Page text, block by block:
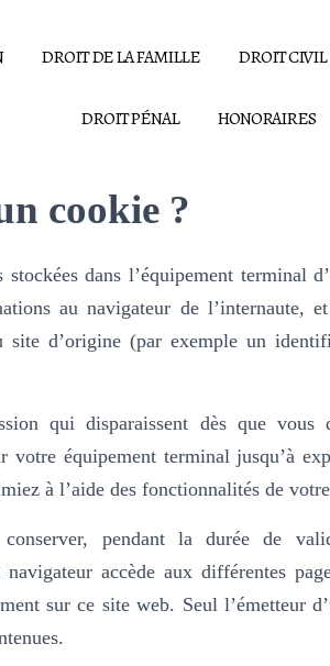
DROIT DE LA FAMILLE DROIT
DROIT PÉNAL HONORAIRES
cookie ?
stockées dans l’équipement terminal
au navigateur de l’internaute,
site d’origine (par exemple un
qui disparaissent dès que
votre équipement terminal jusqu’à
à l’aide des fonctionnalités de
pendant la durée de
navigateur accède aux différentes
sur ce site web. Seul l’émetteur